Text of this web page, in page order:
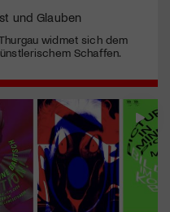
und Glauben
widmet sich dem
Schaffen.